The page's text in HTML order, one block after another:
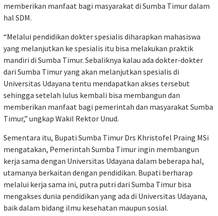
memberikan manfaat bagi masyarakat di Sumba Timur dalam
hal SDM.
“Melalui pendidikan dokter spesialis diharapkan mahasiswa
yang melanjutkan ke spesialis itu bisa melakukan praktik
mandiri di Sumba Timur. Sebaliknya kalau ada dokter-dokter
dari Sumba Timur yang akan melanjutkan spesialis di
Universitas Udayana tentu mendapatkan akses tersebut
sehingga setelah lulus kembali bisa membangun dan
memberikan manfaat bagi pemerintah dan masyarakat Sumba
Timur,” ungkap Wakil Rektor Unud.
Sementara itu, Bupati Sumba Timur Drs Khristofel Praing MSi
mengatakan, Pemerintah Sumba Timur ingin membangun
kerja sama dengan Universitas Udayana dalam beberapa hal,
utamanya berkaitan dengan pendidikan. Bupati berharap
melalui kerja sama ini, putra putri dari Sumba Timur bisa
mengakses dunia pendidikan yang ada di Universitas Udayana,
baik dalam bidang ilmu kesehatan maupun sosial.